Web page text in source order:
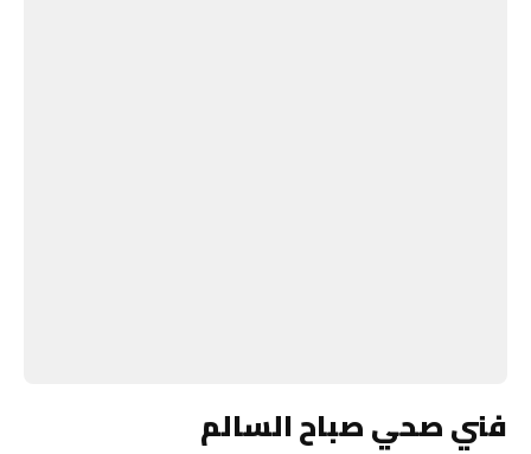
فني صحي صباح السالم